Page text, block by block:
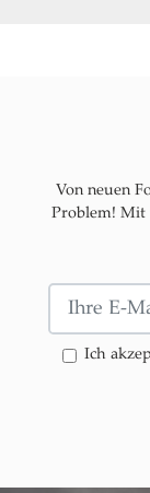
Von neuen
Problem! Mit
Ich